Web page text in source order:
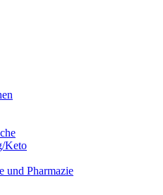
Keto
und Pharmazie